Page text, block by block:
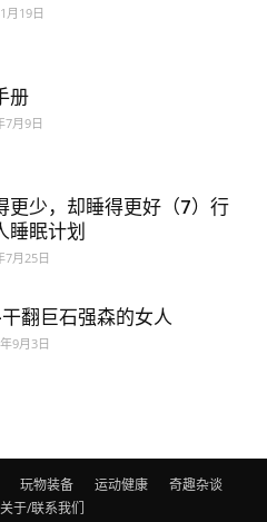
月19日
册
7月9日
更少，却睡得更好（7）行
睡眠计划
7月25日
翻巨石强森的女人
9月3日
玩物装备 运动健康
奇趣杂谈
关于/联系我们